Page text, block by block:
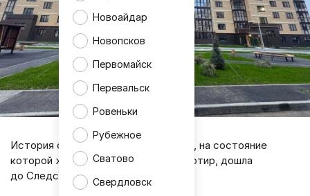
Новоайдар
Новопсков
Первомайск
Перевальск
Ровеньки
Рубежное
Сватово
Свердловск
История с новостройкой «Авиатор», на состояние
которой жаловались владельцы квартир, дошла
до Следственного комитета.